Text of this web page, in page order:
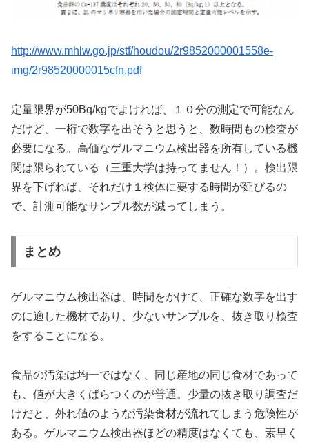
http://www.mhlw.go.jp/stf/houdou/2r9852000001558e-
img/2r98520000015cfn.pdf
定量限界が50Bq/kgでよければ、１０分の測定で可能なん
だけど、一桁で数字を出そうと思うと、数時間もの検査が
必要になる。高価なゲルマニウム検出器を所有している機
関は限られている（三重大学は持ってません！）。検出限
界を下げれば、それだけ１検体に要する時間が延びるの
で、計測可能なサンプル数が減ってしまう。
まとめ
ゲルマニウム検出器は、時間をかけて、正確な数字を出す
のに適した機材であり、少ないサンプルを、抜き取り検査
をすることになる。
食品の汚染は均一ではなく、同じ産地の同じ食材であって
も、値が大きくばらつくのが普通。少量の抜き取り調査だ
けだと、外れ値のような汚染食材が流れてしまう危険性が
ある。ゲルマニウム検出器ほどの精度はなくても、素早く